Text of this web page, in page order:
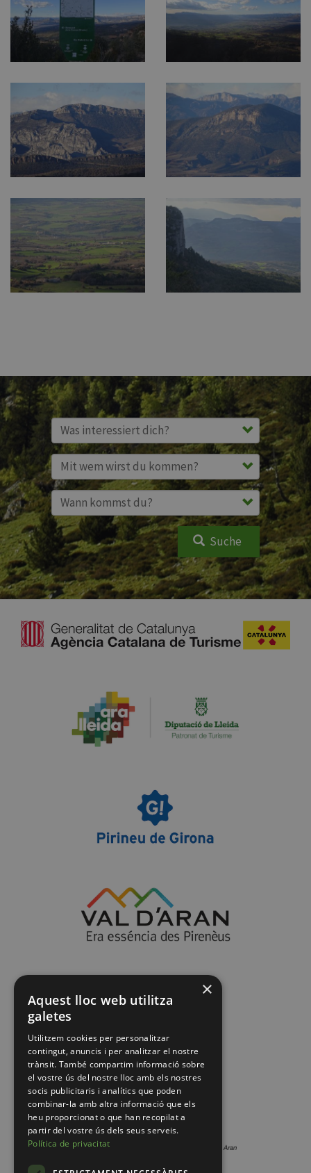
Suche
×
Aquest lloc web utilitza
galetes
Utilitzem cookies per personalitzar
contingut, anuncis i per analitzar el nostre
trànsit. També compartim informació sobre
el vostre ús del nostre lloc amb els nostres
socis publicitaris i analítics que poden
combinar-la amb altra informació que els
heu proporcionat o que han recopilat a
partir del vostre ús dels seus serveis.
Política de privacitat